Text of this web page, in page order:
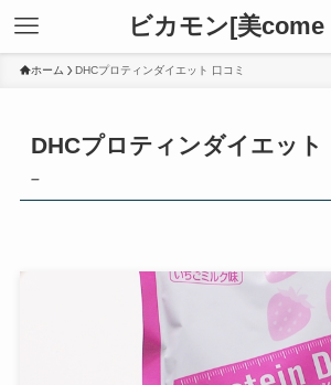
ビカモン[美come
ホーム DHCプロティンダイエット 口コミ
DHCプロティンダイエット
–